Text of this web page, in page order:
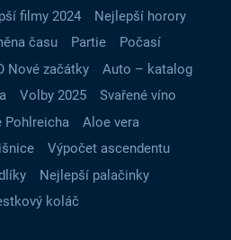
filmy 2024
Nejlepší horory
času Partie
Počasí
Nové začátky
Auto – katalog
Volby 2025
Svařené víno
Pohlreicha
Aloe vera
Výpočet ascendentu
Nejlepší palačinky
koláč